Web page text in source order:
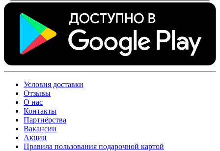
Условия доставки
Отзывы
О нас
Контакты
Партнёрства
Вакансии
Акции
Правила пользования подарочной картой